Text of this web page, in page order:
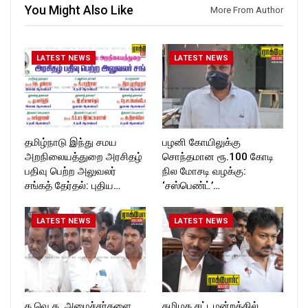
https://twitter.com/ROCKFOR
T_TIMES
https://twitter.com/ROCKFOR
T_TIMES
You Might Also Like More From Author
LATEST NEWS
தமிழ்நாடு இந்து சமய
அறநிலையத்துறை அரசிதழ்
பதிவு பெற்ற அலுவலர்
சங்கத் தேர்தல்: புதிய…
LATEST NEWS
பழனி கோயிலுக்கு
சொந்தமான ரூ.100 கோடி
நில மோசடி வழக்கு:
‘சஸ்பெண்ட்’…
LATEST NEWS LATEST NEWS